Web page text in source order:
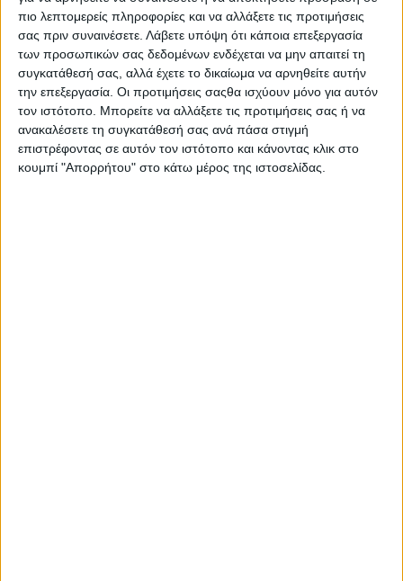
πιο λεπτομερείς πληροφορίες και να αλλάξετε τις προτιμήσεις
σας πριν συναινέσετε. Λάβετε υπόψη ότι κάποια επεξεργασία
των προσωπικών σας δεδομένων ενδέχεται να μην απαιτεί τη
συγκατάθεσή σας, αλλά έχετε το δικαίωμα να αρνηθείτε αυτήν
την επεξεργασία. Οι προτιμήσεις σαςθα ισχύουν μόνο για αυτόν
τον ιστότοπο. Μπορείτε να αλλάξετε τις προτιμήσεις σας ή να
ανακαλέσετε τη συγκατάθεσή σας ανά πάσα στιγμή
επιστρέφοντας σε αυτόν τον ιστότοπο και κάνοντας κλικ στο
κουμπί "Απορρήτου" στο κάτω μέρος της ιστοσελίδας.
τους, προσφέροντας μία ζωγραφιά , ένα
ποίημα, δύο λόγια αγάπης, ένα λουλούδι…!
εκφράζοντας και με αυτό το τρόπο ένα
μικρό ευχαριστώ στον φύλακα άγγελό
τους..!.
Θα υπάρχουν εργαστήριο ζωγραφικής από